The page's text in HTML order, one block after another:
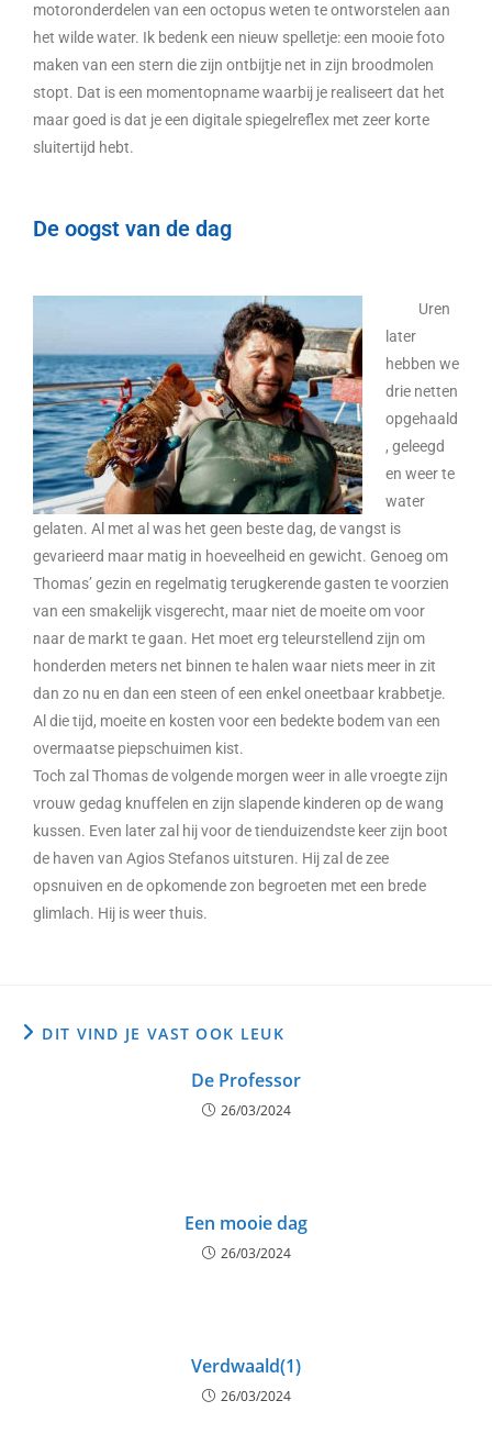
motoronderdelen van een octopus weten te ontworstelen aan
het wilde water. Ik bedenk een nieuw spelletje: een mooie foto
maken van een stern die zijn ontbijtje net in zijn broodmolen
stopt. Dat is een momentopname waarbij je realiseert dat het
maar goed is dat je een digitale spiegelreflex met zeer korte
sluitertijd hebt.
De oogst van de dag
Uren
later
hebben we
drie netten
opgehaald
, geleegd
en weer te
water
gelaten. Al met al was het geen beste dag, de vangst is
gevarieerd maar matig in hoeveelheid en gewicht. Genoeg om
Thomas’ gezin en regelmatig terugkerende gasten te voorzien
van een smakelijk visgerecht, maar niet de moeite om voor
naar de markt te gaan. Het moet erg teleurstellend zijn om
honderden meters net binnen te halen waar niets meer in zit
dan zo nu en dan een steen of een enkel oneetbaar krabbetje.
Al die tijd, moeite en kosten voor een bedekte bodem van een
overmaatse piepschuimen kist.
Toch zal Thomas de volgende morgen weer in alle vroegte zijn
vrouw gedag knuffelen en zijn slapende kinderen op de wang
kussen. Even later zal hij voor de tienduizendste keer zijn boot
de haven van Agios Stefanos uitsturen. Hij zal de zee
opsnuiven en de opkomende zon begroeten met een brede
glimlach. Hij is weer thuis.
DIT VIND JE VAST OOK LEUK
De Professor
26/03/2024
Een mooie dag
26/03/2024
Verdwaald(1)
26/03/2024